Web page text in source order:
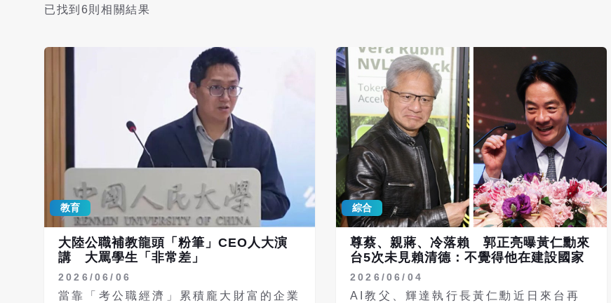
已找到6則相關結果
教育
大陸公職補教龍頭「粉筆」CEO人大演
講 大罵學生「非常差」
2026/06/06
當靠「考公職經濟」累積龐大財富的企業
綜合
尊蔡、親蔣、冷落賴 郭正亮曝黃仁勳來
台5次未見賴清德：不覺得他在建設國家
2026/06/04
AI教父、輝達執行長黃仁勳近日來台再